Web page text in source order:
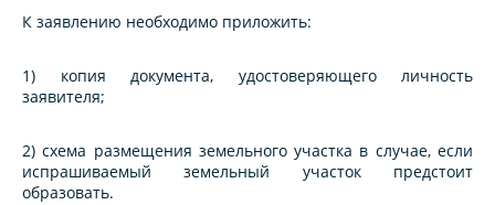
К заявлению необходимо приложить:
1) копия документа, удостоверяющего личность
заявителя;
2) схема размещения земельного участка в случае, если
испрашиваемый земельный участок предстоит
образовать.